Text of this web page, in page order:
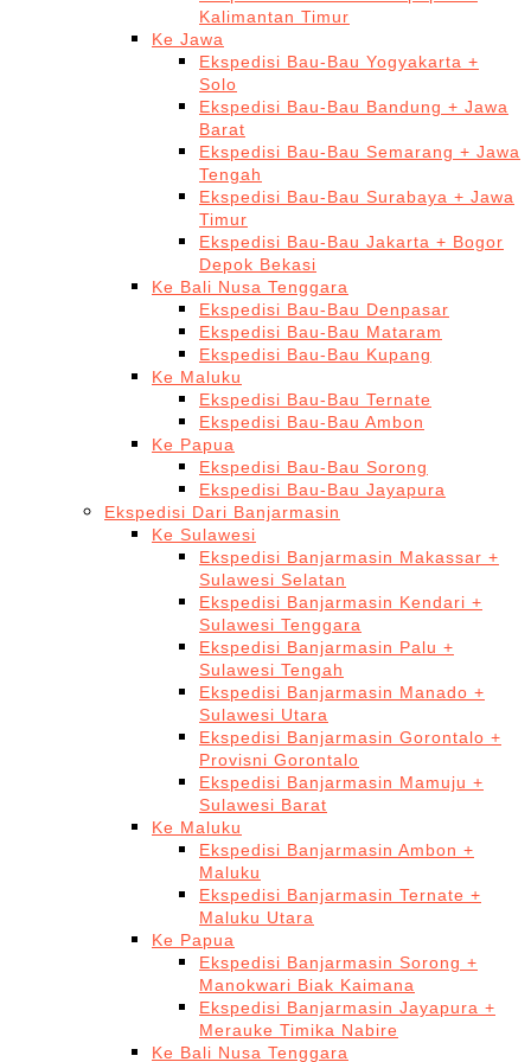
Kalimantan Timur
Ke Jawa
Ekspedisi Bau-Bau Yogyakarta +
Solo
Ekspedisi Bau-Bau Bandung + Jawa
Barat
Ekspedisi Bau-Bau Semarang + Jawa
Tengah
Ekspedisi Bau-Bau Surabaya + Jawa
Timur
Ekspedisi Bau-Bau Jakarta + Bogor
Depok Bekasi
Ke Bali Nusa Tenggara
Ekspedisi Bau-Bau Denpasar
Ekspedisi Bau-Bau Mataram
Ekspedisi Bau-Bau Kupang
Ke Maluku
Ekspedisi Bau-Bau Ternate
Ekspedisi Bau-Bau Ambon
Ke Papua
Ekspedisi Bau-Bau Sorong
Ekspedisi Bau-Bau Jayapura
Ekspedisi Dari Banjarmasin
Ke Sulawesi
Ekspedisi Banjarmasin Makassar +
Sulawesi Selatan
Ekspedisi Banjarmasin Kendari +
Sulawesi Tenggara
Ekspedisi Banjarmasin Palu +
Sulawesi Tengah
Ekspedisi Banjarmasin Manado +
Sulawesi Utara
Ekspedisi Banjarmasin Gorontalo +
Provisni Gorontalo
Ekspedisi Banjarmasin Mamuju +
Sulawesi Barat
Ke Maluku
Ekspedisi Banjarmasin Ambon +
Maluku
Ekspedisi Banjarmasin Ternate +
Maluku Utara
Ke Papua
Ekspedisi Banjarmasin Sorong +
Manokwari Biak Kaimana
Ekspedisi Banjarmasin Jayapura +
Merauke Timika Nabire
Ke Bali Nusa Tenggara